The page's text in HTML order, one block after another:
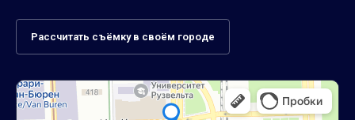
Рассчитать съёмку в своём городе